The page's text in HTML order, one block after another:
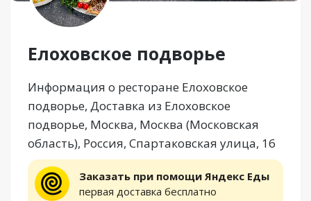
Елоховское подворье
Информация о ресторане Елоховское
подворье, Доставка из Елоховское
подворье, Москва, Москва (Московская
область), Россия, Спартаковская улица, 16
Заказать при помощи Яндекс Еды
первая доставка бесплатно